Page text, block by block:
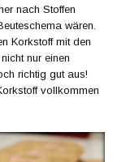
nach Stoffen
wären.
Korkstoff mit den
nur einen
richtig gut aus!
vollkommen